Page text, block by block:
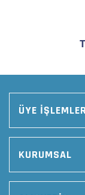
ÜYE
KURUMSAL